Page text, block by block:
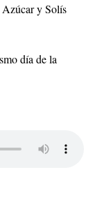
Azúcar y Solís
día de la